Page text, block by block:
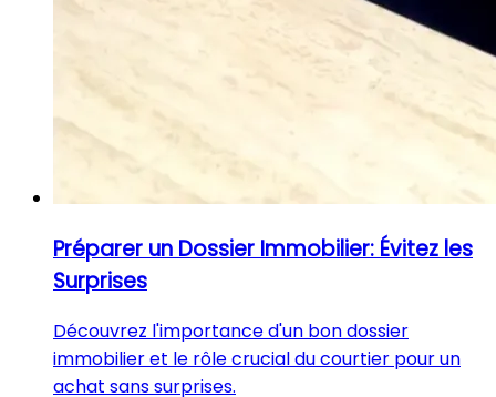
Préparer un Dossier Immobilier: Évitez les
Surprises
Découvrez l'importance d'un bon dossier
immobilier et le rôle crucial du courtier pour un
achat sans surprises.